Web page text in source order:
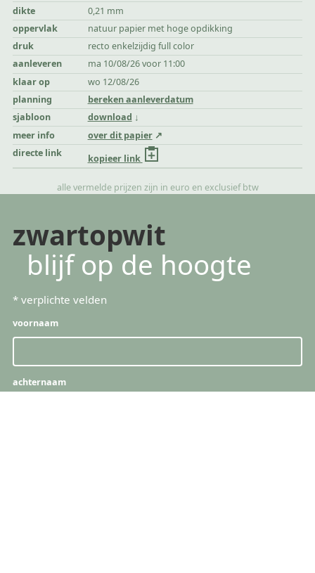
dikte
0,21 mm
oppervlak
natuur papier met hoge opdikking
druk
recto enkelzijdig full color
aanleveren
ma 10/08/26 voor 11:00
klaar op
wo 12/08/26
planning
bereken aanleverdatum
sjabloon
download
meer info
over dit papier
directe link
kopieer link
alle vermelde prijzen zijn in euro en exclusief btw
zwartopwit
blijf op de hoogte
* verplichte velden
voornaam
achternaam